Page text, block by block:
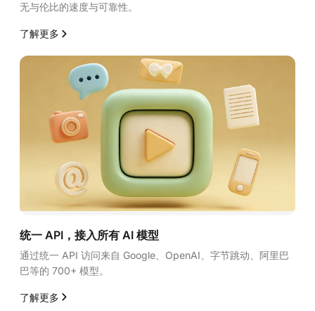
无与伦比的速度与可靠性。
了解更多
统一 API，接入所有 AI 模型
通过统一 API 访问来自 Google、OpenAI、字节跳动、阿里巴
巴等的 700+ 模型。
了解更多